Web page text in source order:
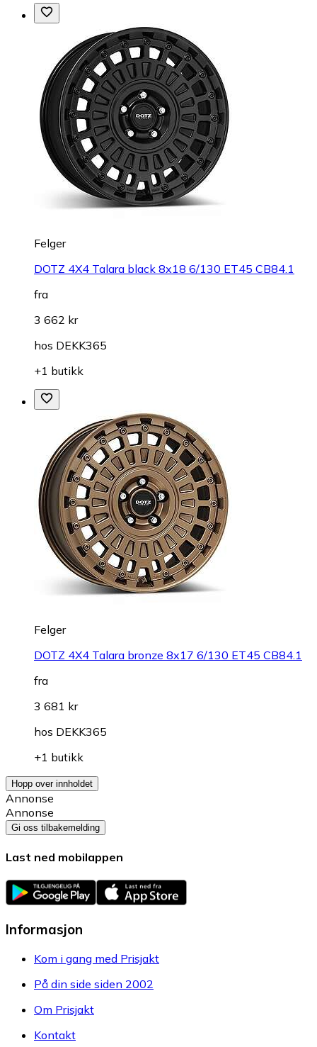
Felger
DOTZ 4X4 Talara black 8x18 6/130 ET45 CB84.1
fra
3 662 kr
hos DEKK365
+1 butikk
Felger
DOTZ 4X4 Talara bronze 8x17 6/130 ET45 CB84.1
fra
3 681 kr
hos DEKK365
+1 butikk
Hopp over innholdet
Annonse
Annonse
Gi oss tilbakemelding
Last ned mobilappen
Informasjon
Kom i gang med Prisjakt
På din side siden 2002
Om Prisjakt
Kontakt